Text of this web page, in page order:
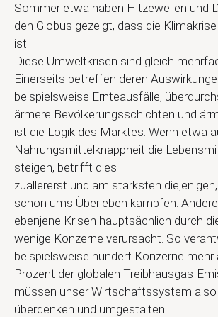
Sommer etwa haben Hitzewellen und
den Globus gezeigt, dass die
ist.
Diese Umweltkrisen sind gleich
Einerseits betreffen deren
beispielsweise Ernteausfälle,
ärmere Bevölkerungsschichten und
ist die Logik des Marktes: Wenn etwa
Nahrungsmittelknappheit die
steigen, betrifft dies
zuallererst und am stärksten
schon ums Überleben kämpfen.
ebenjene Krisen hauptsächlich durch
wenige Konzerne verursacht. So
beispielsweise hundert Konzerne mehr
Prozent der globalen Treibhausgas-
müssen unser Wirtschaftssystem
überdenken und umgestalten!